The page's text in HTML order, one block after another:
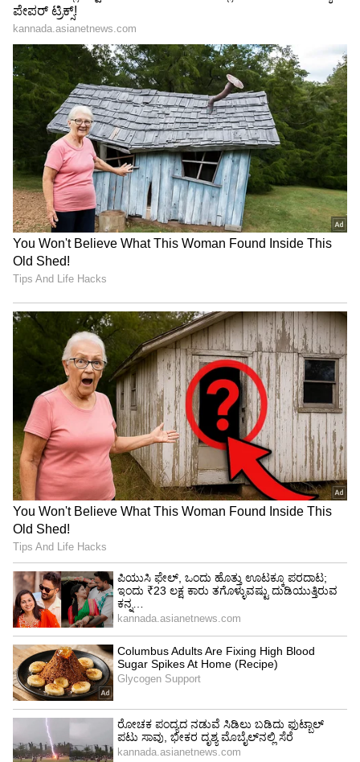
"ರಾಜಕೀಯ ಬೇಡ, ಸಿನಿಮಾನೇ ಪ್ರಾಣ":
ಕನಕೋತ್ಸವದಲ್ಲಿ ರಿಷಬ್ ಶೆಟ್ಟಿ | Rishab
Shetty speech | Suvarna News
ಶೇ.50 ರಿಂದ ಶೇ.18 ಕ್ಕೆ TAX ಇಳಿಕೆ: ಮೋದಿ-
ಟ್ರಂಪ್ ಐತಿಹಾಸಿಕ ಒಪ್ಪಂದ | India US
Trade Deal | Party Rounds